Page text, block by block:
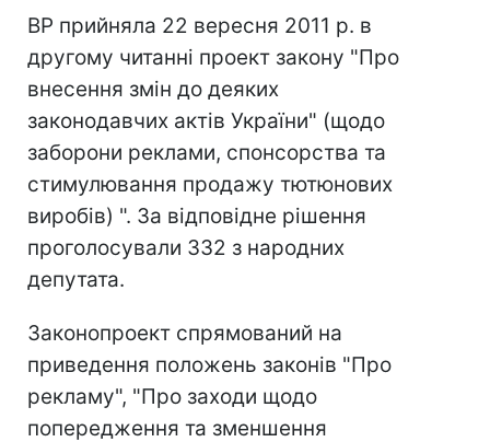
ВР прийняла 22 вересня 2011 р. в
другому читанні проект закону "Про
внесення змін до деяких
законодавчих актів України" (щодо
заборони реклами, спонсорства та
стимулювання продажу тютюнових
виробів) ". За відповідне рішення
проголосували 332 з народних
депутата.
Законопроект спрямований на
приведення положень законів "Про
рекламу", "Про заходи щодо
попередження та зменшення